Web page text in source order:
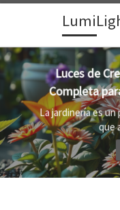
Skip to content
Al